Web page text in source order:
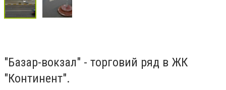
"Базар-вокзал" - торговий ряд в ЖК
"Континент".